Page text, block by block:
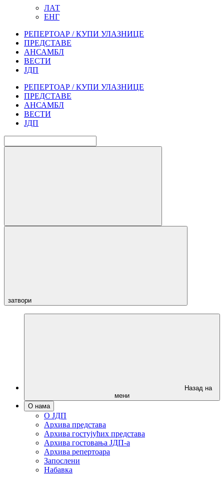
ЛАТ
ЕНГ
РЕПЕРТОАР / КУПИ УЛАЗНИЦЕ
ПРЕДСТАВЕ
АНСАМБЛ
ВЕСТИ
ЈДП
РЕПЕРТОАР / КУПИ УЛАЗНИЦЕ
ПРЕДСТАВЕ
АНСАМБЛ
ВЕСТИ
ЈДП
затвори
Назад на
мени
О нама
О ЈДП
Архива представа
Архива гостујућих представа
Архива гостовања ЈДП-а
Архива репертоара
Запослени
Набавка